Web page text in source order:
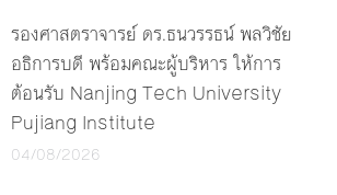
รองศาสตราจารย์ ดร.ธนวรรธน์ พลวิชัย
อธิการบดี พร้อมคณะผู้บริหาร ให้การ
ต้อนรับ Nanjing Tech University
Pujiang Institute
04/08/2026